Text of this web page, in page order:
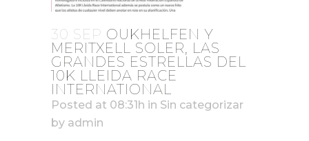
30 SEP OUKHELFEN Y
MERITXELL SOLER, LAS
GRANDES ESTRELLAS DEL
10K LLEIDA RACE
INTERNATIONAL
Posted at 08:31h in Sin categorizar
by admin